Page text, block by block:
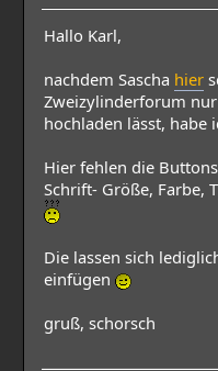
Hallo Karl,
nachdem Sascha hier
Zweizylinderforum
hochladen lässt, habe
Hier fehlen die
Schrift- Größe, Farbe,
Die lassen sich
einfügen
gruß, schorsch